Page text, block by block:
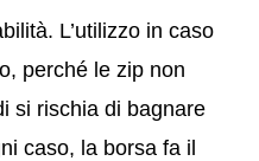
L’utilizzo in caso
perché le zip non
si rischia di bagnare
caso, la borsa fa il